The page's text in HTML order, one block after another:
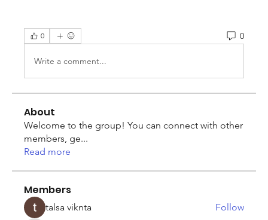
0 0
Write a comment...
About
Welcome to the group! You can connect with other
members, ge...
Read more
Members
talsa viknta
Follow